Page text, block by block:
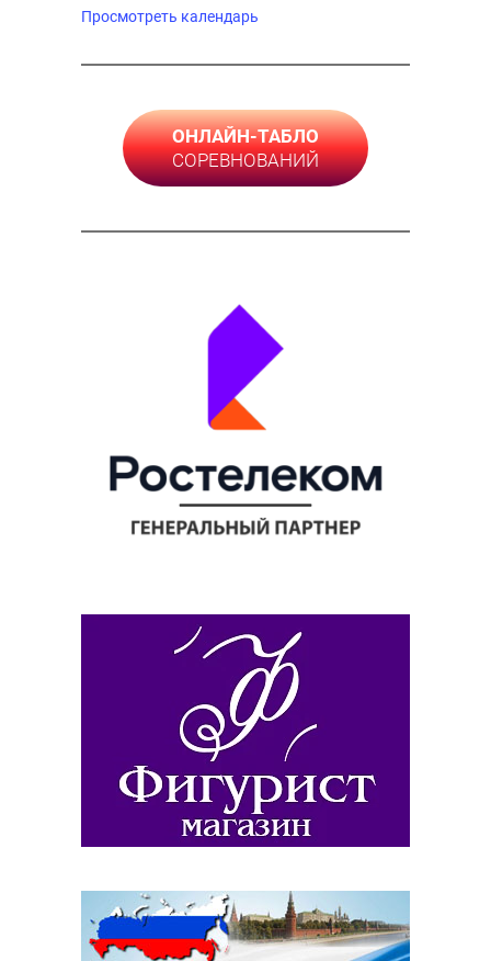
Просмотреть календарь
ОНЛАЙН-ТАБЛО
СОРЕВНОВАНИЙ